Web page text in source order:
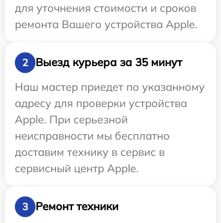
для уточнения стоимости и сроков
ремонта Вашего устройства Apple.
2
Выезд курьера за 35 минут
Наш мастер приедет по указанному
адресу для проверки устройства
Apple. При серьезной
неисправности мы бесплатно
доставим технику в сервис в
сервисный центр Apple.
3
Ремонт техники